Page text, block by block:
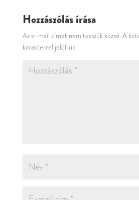
Hozzászólás írása
Az e-mail címet nem tesszük közzé. A
karakterrel jelöltük